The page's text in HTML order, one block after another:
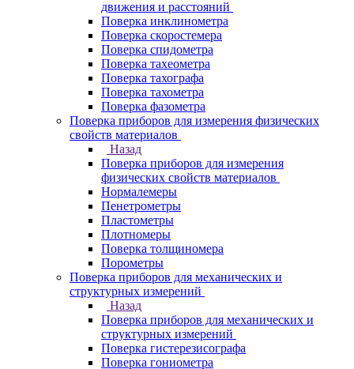
движения и расстояний
Поверка инклинометра
Поверка скоростемера
Поверка спидометра
Поверка тахеометра
Поверка тахографа
Поверка тахометра
Поверка фазометра
Поверка приборов для измерения физических
свойств материалов
Назад
Поверка приборов для измерения
физических свойств материалов
Нормалемеры
Пенетрометры
Пластометры
Плотномеры
Поверка толщиномера
Порометры
Поверка приборов для механических и
структурных измерений
Назад
Поверка приборов для механических и
структурных измерений
Поверка гистерезисографа
Поверка гониометра